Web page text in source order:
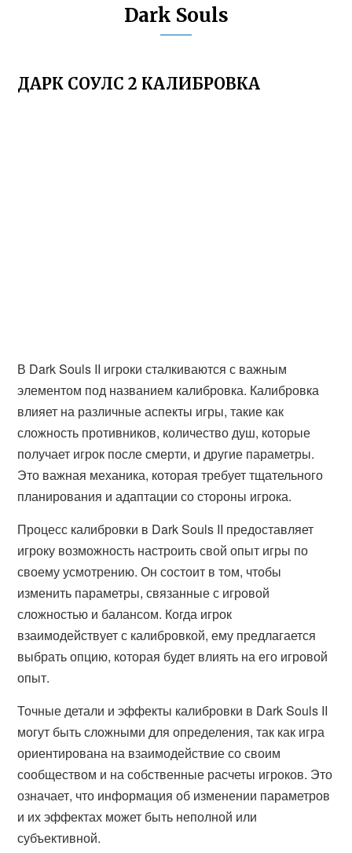
Dark Souls
ДАРК СОУЛС 2 КАЛИБРОВКА
В Dark Souls II игроки сталкиваются с важным
элементом под названием калибровка. Калибровка
влияет на различные аспекты игры, такие как
сложность противников, количество душ, которые
получает игрок после смерти, и другие параметры.
Это важная механика, которая требует тщательного
планирования и адаптации со стороны игрока.
Процесс калибровки в Dark Souls II предоставляет
игроку возможность настроить свой опыт игры по
своему усмотрению. Он состоит в том, чтобы
изменить параметры, связанные с игровой
сложностью и балансом. Когда игрок
взаимодействует с калибровкой, ему предлагается
выбрать опцию, которая будет влиять на его игровой
опыт.
Точные детали и эффекты калибровки в Dark Souls II
могут быть сложными для определения, так как игра
ориентирована на взаимодействие со своим
сообществом и на собственные расчеты игроков. Это
означает, что информация об изменении параметров
и их эффектах может быть неполной или
субъективной.